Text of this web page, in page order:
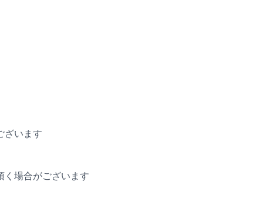
ざいます
場合がございます